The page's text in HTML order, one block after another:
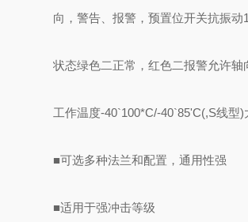
向，警告、报警，预置位开关抗振动
状态绿色二正常，红色二报警允许轴
工作温度-40`100*C/-40`85'C(,S线型)
■可选多种法兰和配置，通用性强
■适用于强冲击等级